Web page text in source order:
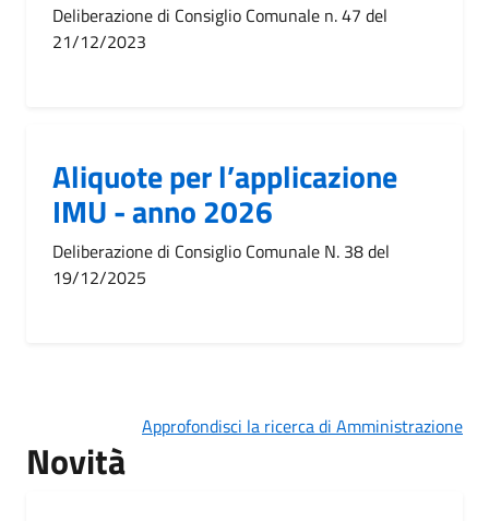
Deliberazione di Consiglio Comunale n. 47 del
21/12/2023
Aliquote per l’applicazione
IMU - anno 2026
Deliberazione di Consiglio Comunale N. 38 del
19/12/2025
Approfondisci la ricerca di Amministrazione
Novità